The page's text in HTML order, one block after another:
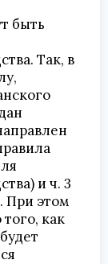
быть
Так, в
и ч. 3
При этом
как